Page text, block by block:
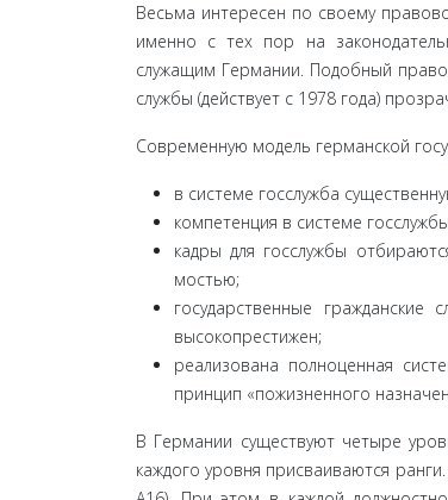
Весьма интересен по своему
именно с тех пор на
служащим Германии. Подобный
службы (действует с 1978 года)
Современную модель германской
в системе госслужба
компетенция в системе
кадры для госслужбы
мостью;
государственные
высокопрестижен;
реализована полноценная
принцип «пожизненного
В Германии существуют четыре
каждого уровня присваиваются